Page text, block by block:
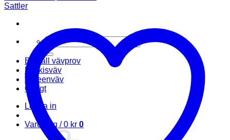
Sök
efter:
Beställ vävprov
Markisväv
Screenväv
Övrigt
Logga in
Varukorg /0 kr 0